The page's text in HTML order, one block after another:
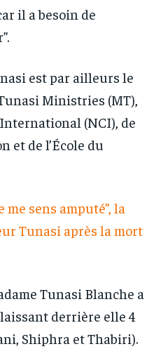
il a besoin de
est par ailleurs le
Ministries (MT),
(NCI), de
et de l’École du
me sens amputé”, la
Tunasi après la mort
Tunasi Blanche a
laissant derrière elle 4
Shiphra et Thabiri).